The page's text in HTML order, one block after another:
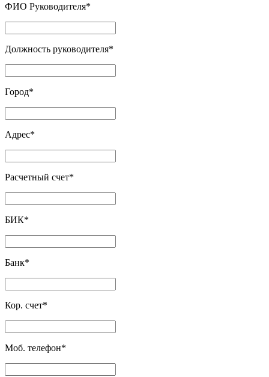
ФИО Руководителя*
Должность руководителя*
Город*
Адрес*
Расчетный счет*
БИК*
Банк*
Кор. счет*
Моб. телефон*